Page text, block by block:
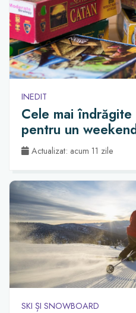
INEDIT
Cele mai
pentru un
Actualizat: acum 11 zile
SKI ȘI SNOWBOARD